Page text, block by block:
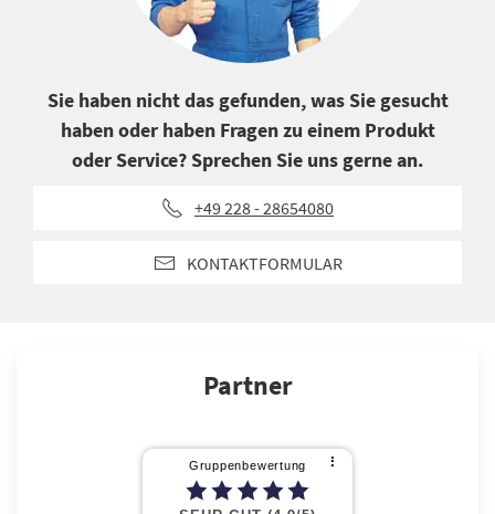
Sie haben nicht das gefunden, was Sie gesucht
haben oder haben Fragen zu einem Produkt
oder Service? Sprechen Sie uns gerne an.
+49 228 - 28654080
KONTAKTFORMULAR
Partner